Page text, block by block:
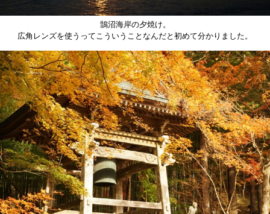
鵠沼海岸の夕焼け。
広角レンズを使うってこういうことなんだと初めて分かりました。